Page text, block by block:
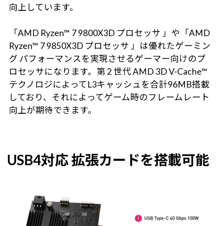
向上しています。
「AMD Ryzen™ 7 9800X3D プロセッサ 」や「AMD
Ryzen™ 7 9850X3D プロセッサ 」は優れたゲーミン
グ パフォーマンスを実現させるゲーマー向けのプ
ロセッサになります。第 2 世代 AMD 3D V-Cache™
テクノロジによってL3キャッシュを合計96MB搭載
しており、それによってゲーム時のフレームレート
向上が期待できます。
USB4対応 拡張カードを搭載可能